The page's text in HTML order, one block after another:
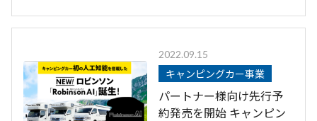
2022.09.15
キャンピングカー事業
パートナー様向け先行予
約発売を開始 キャンピン